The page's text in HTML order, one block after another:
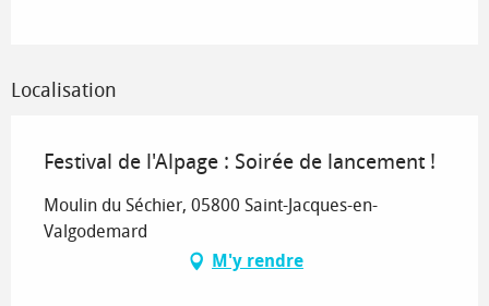
Localisation
Festival de l'Alpage : Soirée de lancement !
Moulin du Séchier, 05800 Saint-Jacques-en-
Valgodemard
M'y rendre